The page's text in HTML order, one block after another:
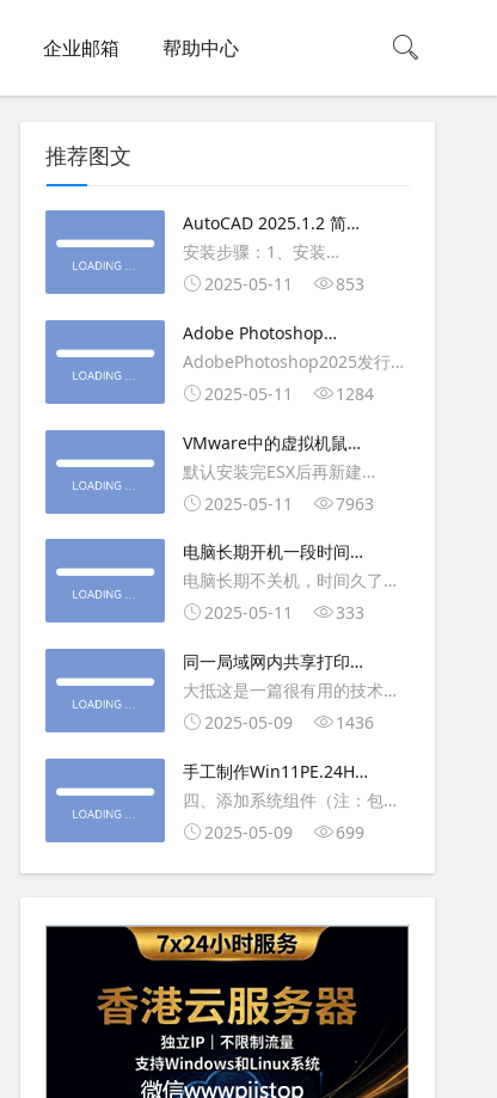
企业邮箱 帮助中心
推荐图文
AutoCAD 2025.1.2 简体
中文版（64位）破解版下
载
安装步骤：1、安装
AutoCAD_2025.1.2_Update3、
复制Crack里面的文件到
AutoCAD安装目录里，覆盖同
名文件4、完最低
2025-05-11 853
Adobe Photoshop
2025（v26.6.1）多语言
破解版下载
AdobePhotoshop2025发行
年：2025版本：26.6.1.7开发
平台：WindowsX64界面语
言：英语/匈牙利/匈牙利/越南/
荷兰/印尼/西班牙/西班牙语/意
大利
2025-05-11 1284
VMware中的虚拟机鼠标
移动缓慢,VMware虚拟机
卡顿慢,鼠标移动卡顿问题
默认安装完ESX后再新建
WINDOWS虚拟主机，如
操作虚拟主机，鼠标会非常
钝，这是因为虚拟机没有鼠标
驱动，通过安装vmwaretool后
就可以解决此问
2025-05-11 7963
电脑长期开机一段时间就
卡顿怎么处理
电脑长期不关机，时间久了就
会一直卡，CPU和内存都没占
久，打开任务管理器5秒钟。一
般重启下电脑就可以了或重启
下资源管理器(explorer.exe进
程).
2025-05-11 333
同一局域网内共享打印机
的连接及相关问题解决方
法
大抵这是一篇很有用的技术教
程文章吧！涉及的内容普遍而
不自觉地点赞收藏吧~包含内容
有：共享前的准备工作在设置
打印机共享之前，你得先确保
两台电脑
2025-05-09 1436
手工制作Win11PE.24H2
LTSC2024详细教程2
四、添加系统组件（注：包含
DWM、BitLocker解锁、MMC
第5卷提取以下文件到BOOT文
件夹：;DWM桌面窗口管理器
2025-05-09 699